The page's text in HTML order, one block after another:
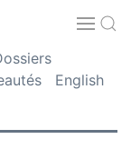
English